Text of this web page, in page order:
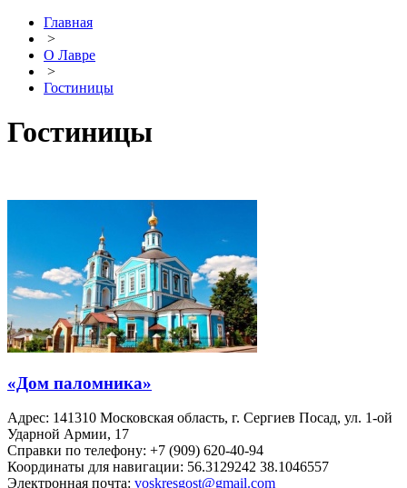
Главная
>
О Лавре
>
Гостиницы
Гостиницы
«Дом паломника»
Адрес: 141310 Московская область, г. Сергиев Посад, ул. 1-ой
Ударной Армии, 17
Справки по телефону: +7 (909) 620-40-94
Координаты для навигации: 56.3129242 38.1046557
Электронная почта: voskresgost@gmail.com